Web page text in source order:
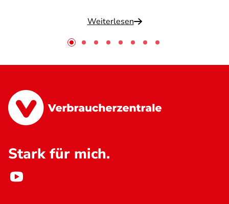
Weiterlesen
Stark für mich.